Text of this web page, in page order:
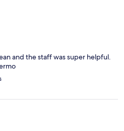
and the staff was super helpful.